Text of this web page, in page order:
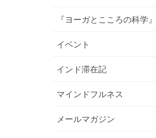
『ヨーガとこころの科学』
イベント
インド滞在記
マインドフルネス
メールマガジン